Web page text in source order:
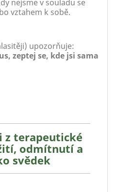
nejsme v souladu se
vztahem k sobě.
upozorňuje:
zeptej se, kde jsi sama
z terapeutické
odmítnutí a
svědek